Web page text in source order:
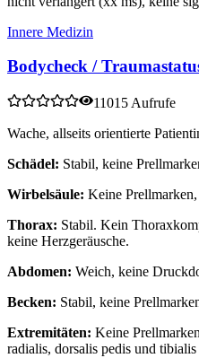
Innere Medizin
Bodycheck /
11015 Aufrufe
Wache, allseits orientierte
Schädel: Stabil, keine
Wirbelsäule: Keine
Thorax: Stabil. Kein
keine Herzgeräusche.
Abdomen: Weich, keine
Becken: Stabil, keine
Extremitäten: Keine
radialis, dorsalis pedis und